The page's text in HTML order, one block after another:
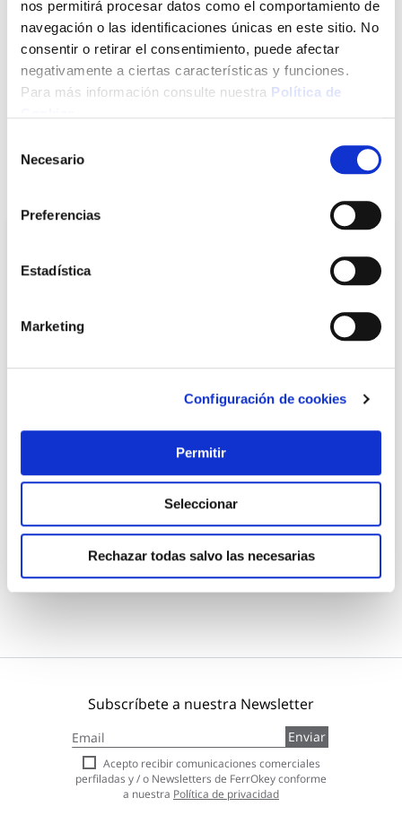
nos permitirá procesar datos como el comportamiento de
navegación o las identificaciones únicas en este sitio. No
consentir o retirar el consentimiento, puede afectar
negativamente a ciertas características y funciones.
Para más información consulte nuestra Política de
Necesario
Preferencias
Estadística
Marketing
Configuración de cookies
Permitir
Seleccionar
Rechazar todas salvo las necesarias
+ INFO
Vajilla 12 pzas porcelana pearl beige h&h
Non
50,00 €
Añadir al carrito
Subscríbete a nuestra Newsletter
a
nuestro
boletín
de
Enviar
Acepto recibir comunicaciones comerciales
perfiladas y / o Newsletters de FerrOkey conforme
a nuestra Política de privacidad